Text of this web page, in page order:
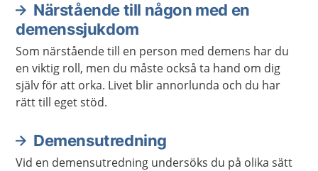
Närstående till någon med en
demenssjukdom
Som närstående till en person med demens har du
en viktig roll, men du måste också ta hand om dig
själv för att orka. Livet blir annorlunda och du har
rätt till eget stöd.
Demensutredning
Vid en demensutredning undersöks du på olika sätt